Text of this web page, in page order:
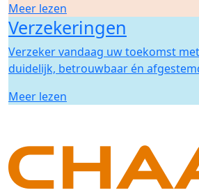
Meer lezen
Verzekeringen
Verzeker vandaag uw toekomst
duidelijk, betrouwbaar én
Meer lezen